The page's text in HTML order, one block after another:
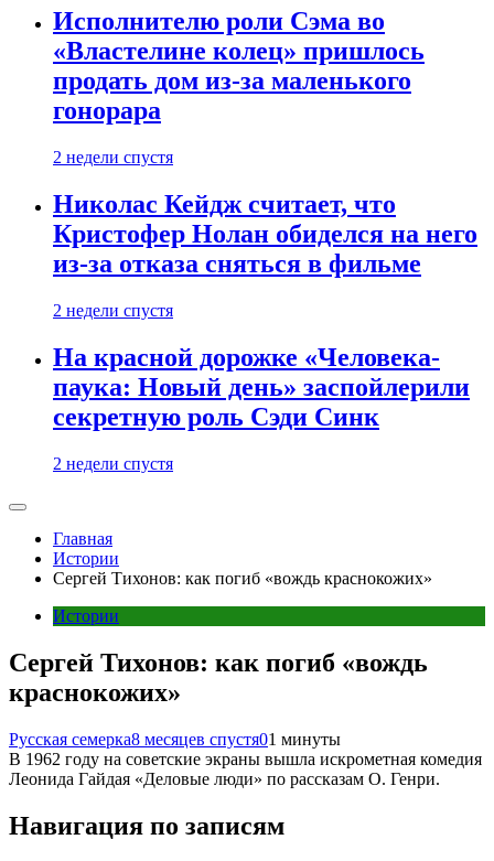
Исполнителю роли Сэма во
«Властелине колец» пришлось
продать дом из-за маленького
гонорара
2 недели спустя
Николас Кейдж считает, что
Кристофер Нолан обиделся на него
из-за отказа сняться в фильме
2 недели спустя
На красной дорожке «Человека-
паука: Новый день» заспойлерили
секретную роль Сэди Синк
2 недели спустя
Главная
Истории
Сергей Тихонов: как погиб «вождь краснокожих»
Истории
Сергей Тихонов: как погиб «вождь
краснокожих»
Русская семерка8 месяцев спустя01 минуты
В 1962 году на советские экраны вышла искрометная комедия
Леонида Гайдая «Деловые люди» по рассказам О. Генри.
Навигация по записям